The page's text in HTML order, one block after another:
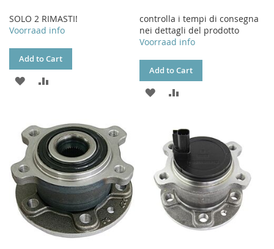
SOLO 2 RIMASTI!
Voorraad info
Add to Cart
ADD
WISH
LIST
COMPARE
controlla i tempi di consegna
nei dettagli del prodotto
Voorraad info
Add to Cart
ADD
WISH
LIST
COMPARE